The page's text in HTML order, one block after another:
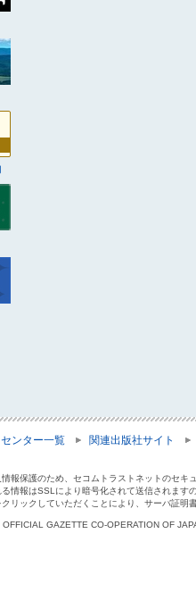
ンター一覧 関連出版社サイト
報保護のため、セコムトラストネットのセキ
情報はSSLにより暗号化されて送信されま
リックしていただくことにより、サーバ証明
GAZETTE CO-OPERATION OF